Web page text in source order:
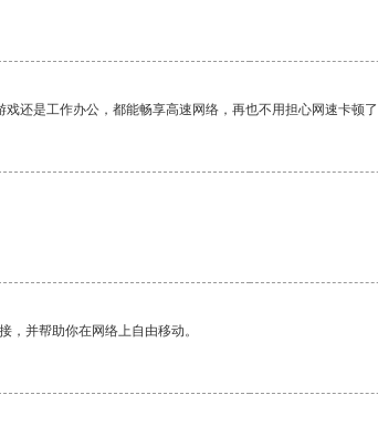
还是工作办公，都能畅享高速网络，再也不用担心网速卡顿了
，并帮助你在网络上自由移动。